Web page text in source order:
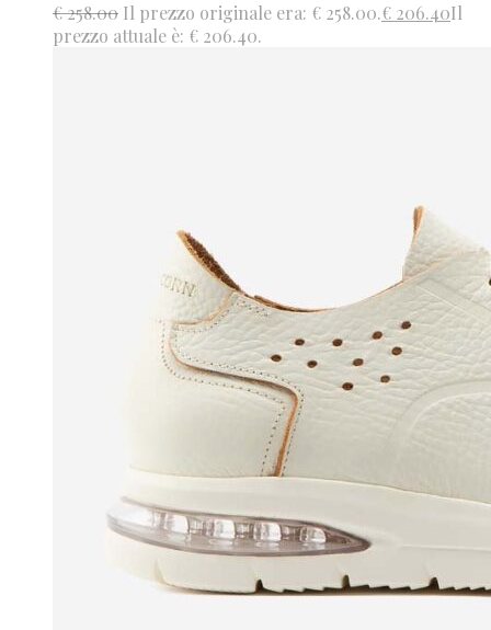
€258.00 Il prezzo originale era: € 258.00.€ 206.40Il
prezzo attuale è: € 206.40.